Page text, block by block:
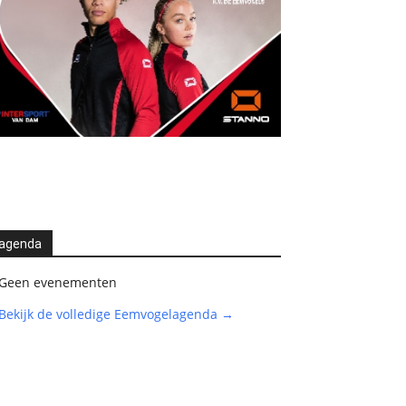
evenementen
Bekijk de volledige Eemvogelagenda →